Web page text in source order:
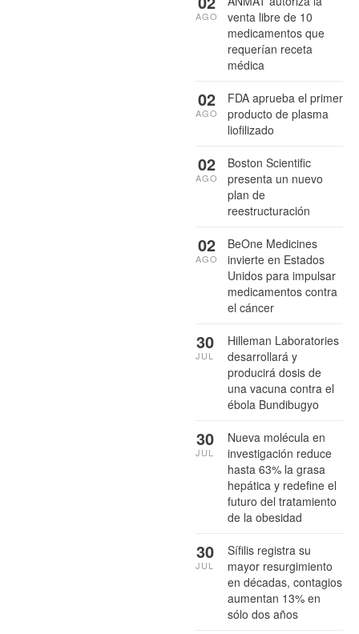
venta libre de 10
medicamentos que
requerían receta
médica
AGO
FDA aprueba el primer
producto de plasma
liofilizado
02
AGO
Boston Scientific
presenta un nuevo
plan de
reestructuración
02
AGO
BeOne Medicines
invierte en Estados
Unidos para impulsar
medicamentos contra
el cáncer
02
AGO
Hilleman Laboratories
desarrollará y
producirá dosis de
una vacuna contra el
ébola Bundibugyo
30
JUL
Nueva molécula en
investigación reduce
hasta 63% la grasa
hepática y redefine el
futuro del tratamiento
de la obesidad
30
JUL
Sífilis registra su
mayor resurgimiento
en décadas, contagios
aumentan 13% en
sólo dos años
30
JUL